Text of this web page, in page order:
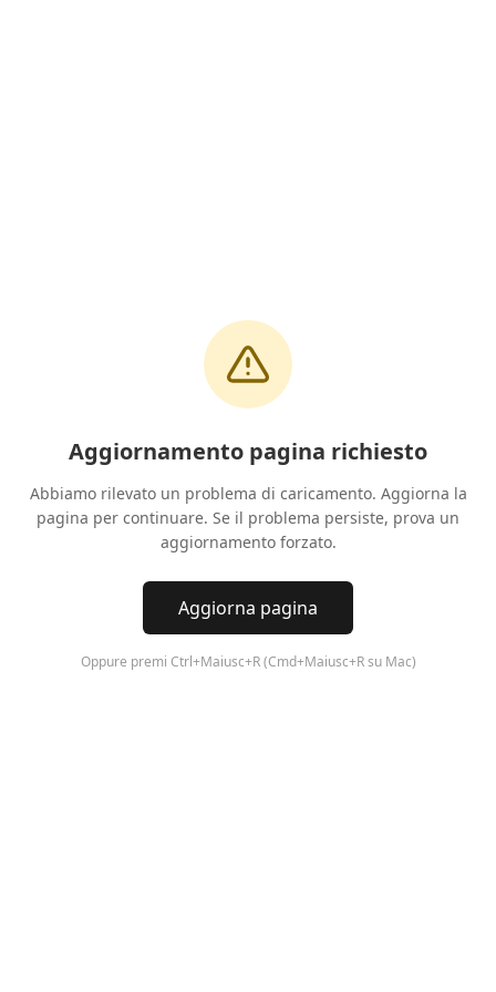
Aggiornamento pagina richiesto
Abbiamo rilevato un problema di caricamento. Aggiorna la
pagina per continuare. Se il problema persiste, prova un
aggiornamento forzato.
Aggiorna pagina
Oppure premi Ctrl+Maiusc+R (Cmd+Maiusc+R su Mac)